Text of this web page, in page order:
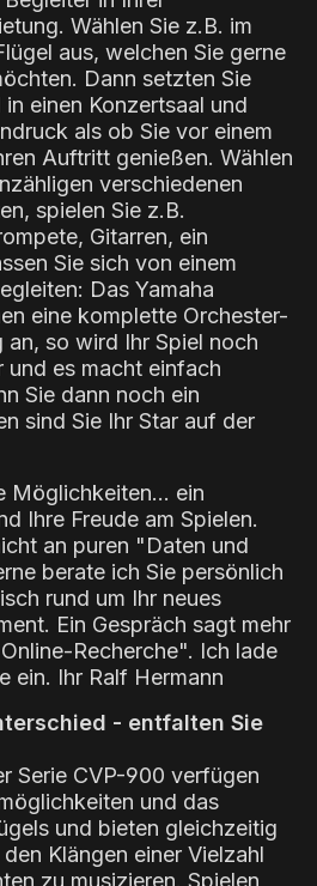
Wählen Sie z.B. im
aus, welchen Sie gerne
Dann setzten Sie
einen Konzertsaal und
als ob Sie vor einem
Auftritt genießen. Wählen
verschiedenen
spielen Sie z.B.
Gitarren, ein
Sie sich von einem
Das Yamaha
eine komplette Orchester-
an, so wird Ihr Spiel noch
es macht einfach
Sie dann noch ein
sind Sie Ihr Star auf der
Möglichkeiten... ein
Ihre Freude am Spielen.
an puren "Daten und
berate ich Sie persönlich
rund um Ihr neues
Ein Gespräch sagt mehr
Recherche". Ich lade
ein. Ihr Ralf Hermann
- entfalten Sie
Serie CVP-900 verfügen
und das
und bieten gleichzeitig
Klängen einer Vielzahl
zu musizieren. Spielen